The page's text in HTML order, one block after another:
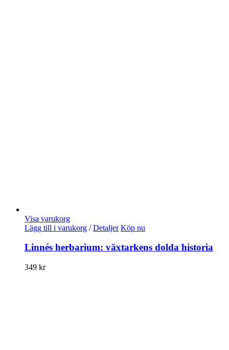
Visa varukorg
Lägg till i varukorg / Detaljer Köp nu
Linnés herbarium: växtarkens dolda historia
349 kr